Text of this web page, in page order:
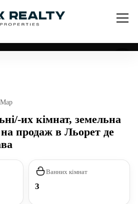
Мар
их кімнат, земельна
продаж в Льорет де
Ванних кімнат
3